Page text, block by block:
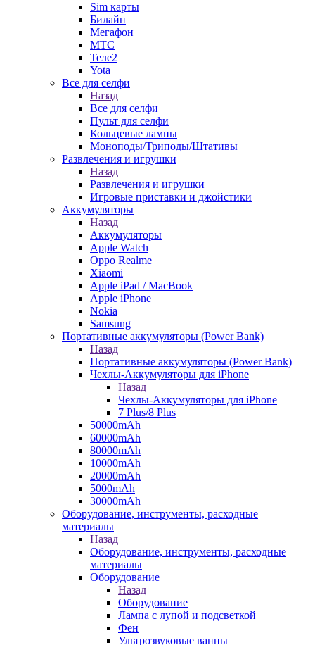
Sim карты
Билайн
Мегафон
МТС
Теле2
Yota
Все для селфи
Назад
Все для селфи
Пульт для селфи
Кольцевые лампы
Моноподы/Триподы/Штативы
Развлечения и игрушки
Назад
Развлечения и игрушки
Игровые приставки и джойстики
Аккумуляторы
Назад
Аккумуляторы
Apple Watch
Oppo Realme
Xiaomi
Apple iPad / MacBook
Apple iPhone
Nokia
Samsung
Портативные аккумуляторы (Power Bank)
Назад
Портативные аккумуляторы (Power Bank)
Чехлы-Аккумуляторы для iPhone
Назад
Чехлы-Аккумуляторы для iPhone
7 Plus/8 Plus
50000mAh
60000mAh
80000mAh
10000mAh
20000mAh
5000mAh
30000mAh
Оборудование, инструменты, расходные
материалы
Назад
Оборудование, инструменты, расходные
материалы
Оборудование
Назад
Оборудование
Лампа с лупой и подсветкой
Фен
Ультрозвуковые ванны